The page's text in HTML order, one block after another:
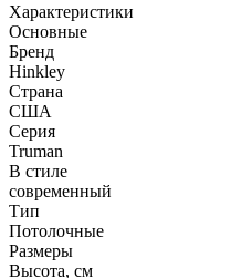
Характеристики
Основные
Бренд
Hinkley
Страна
США
Серия
Truman
В стиле
современный
Тип
Потолочные
Размеры
Высота, см